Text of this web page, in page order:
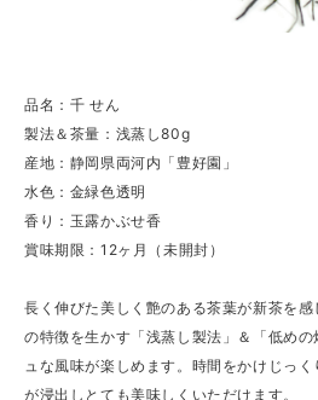
品名：千 せん
製法＆茶量：浅蒸し80g
産地：静岡県両河内「豊好園」
水色：金緑色透明
香り：玉露かぶせ香
賞味期限：12ヶ月（未開封）
長く伸びた美しく艶のある茶葉が新茶を
の特徴を生かす「浅蒸し製法」＆「低め
ュな風味が楽しめます。時間をかけじっ
が浸出しとても美味しくいただけます。